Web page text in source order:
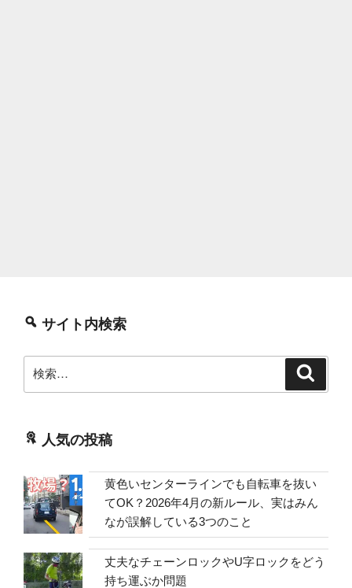
サイト内検索
索:
人気の投稿
黄色いセンターラインでも自転車を抜い
てOK？2026年4月の新ルール、実はみん
なが誤解している3つのこと
丈夫なチェーンロックやU字ロックをどう
持ち運ぶか問題